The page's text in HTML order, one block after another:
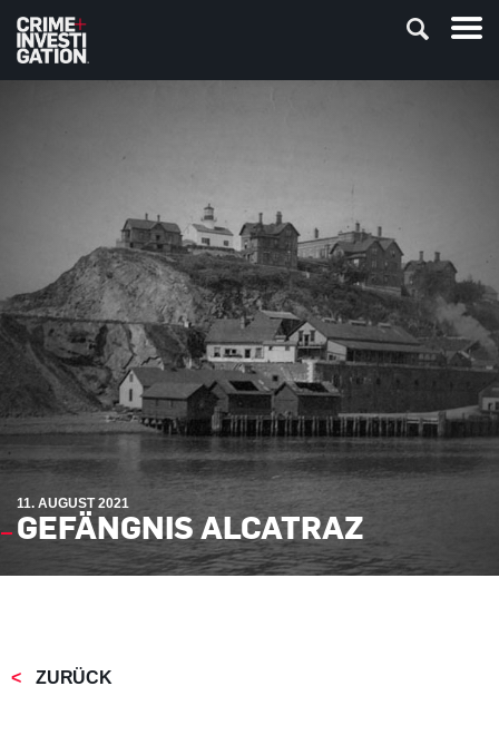
11. AUGUST 2021
GEFÄNGNIS ALCATRAZ
ZURÜCK